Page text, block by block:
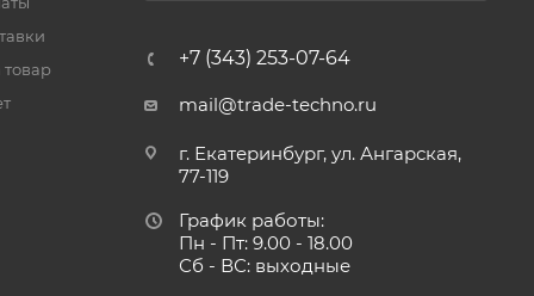
товар
+7 (343) 253-07-64
mail@trade-techno.ru
г. Екатеринбург, ул. Ангарская,
77-119
График работы:
Пн - Пт: 9.00 - 18.00
Сб - ВС: выходные